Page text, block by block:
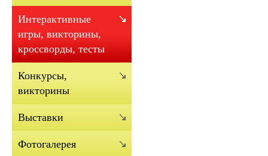
Интерактивные
игры, викторины,
кроссворды, тесты
Конкурсы,
викторины
Выставки
Фотогалерея